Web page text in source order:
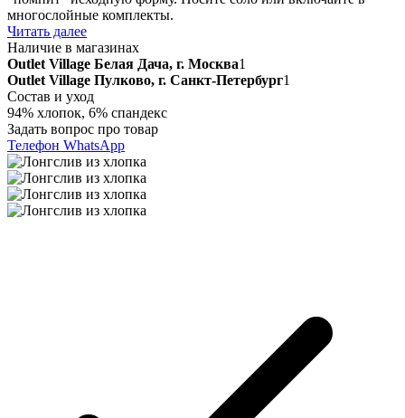
многослойные комплекты.
Читать далее
Наличие в магазинах
Outlet Village Белая Дача, г. Москва1
Outlet Village Пулково, г. Санкт-Петербург1
Состав и уход
94% хлопок, 6% спандекс
Задать вопрос про товар
Телефон WhatsApp